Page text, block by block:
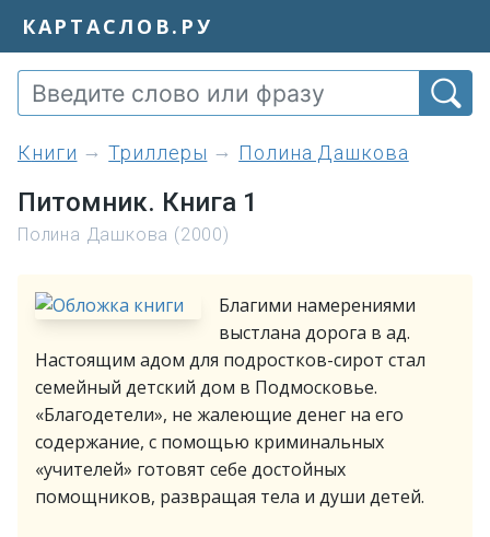
КАРТАСЛОВ.РУ
книги Триллеры Полина Дашкова
Питомник. Книга 1
Полина Дашкова (2000)
Благими намерениями
выстлана дорога в ад.
Настоящим адом для подростков-сирот стал
семейный детский дом в Подмосковье.
«Благодетели», не жалеющие денег на его
содержание, с помощью криминальных
«учителей» готовят себе достойных
помощников, развращая тела и души детей.